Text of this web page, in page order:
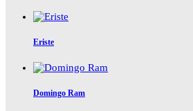
Eriste
Domingo Ram